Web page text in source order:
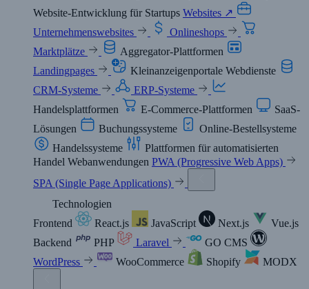
Website-Entwicklung für Startups Websites ↗
Unternehmenswebsites
Onlineshops
Marktplätze
Aggregator-Plattformen
Landingpages
Kleinanzeigenportale Webdienste
CRM-Systeme
ERP-Systeme
Handelsplattformen
E-Commerce-Plattformen
SaaS-
Lösungen
Buchungssysteme
Online-Bestellsysteme
Handelssysteme
Plattformen für automatisierten
Handel Webanwendungen PWA (Progressive Web Apps)
SPA (Single Page Applications)
Technologien
Frontend
React.js JavaScript Next.js
Vue.js
Backend
PHP Laravel GO CMS
WordPress
WooCommerce Shopify MODX